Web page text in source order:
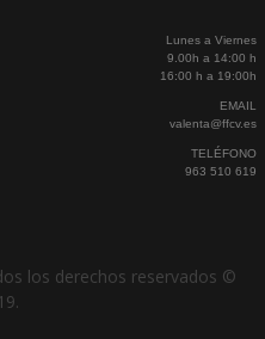
Lunes a Viernes
9.00h a 14:00 h
16:00 h a 19:00h
EMAIL
valenta@ffcv.es
TELÉFONO
963 510 619
los derechos reservados ©